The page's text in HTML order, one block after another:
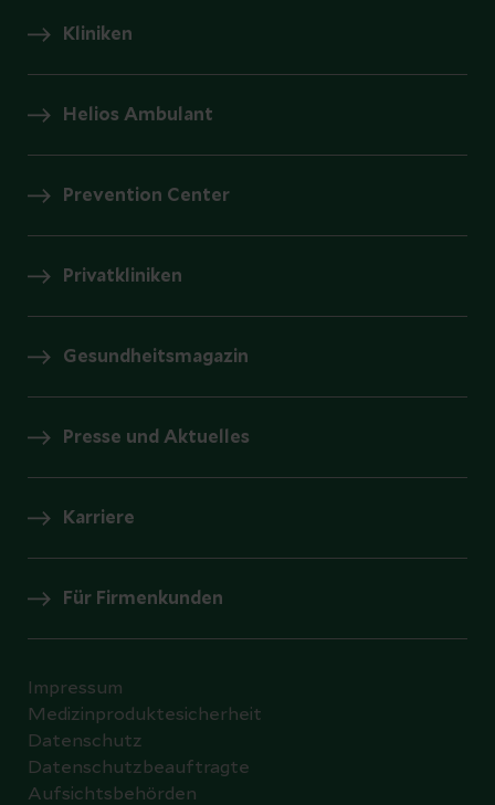
Kliniken
Helios Ambulant
Prevention Center
Privatkliniken
Gesundheitsmagazin
Presse und Aktuelles
Karriere
Für Firmenkunden
Impressum
Medizinproduktesicherheit
Datenschutz
Datenschutzbeauftragte
Aufsichtsbehörden